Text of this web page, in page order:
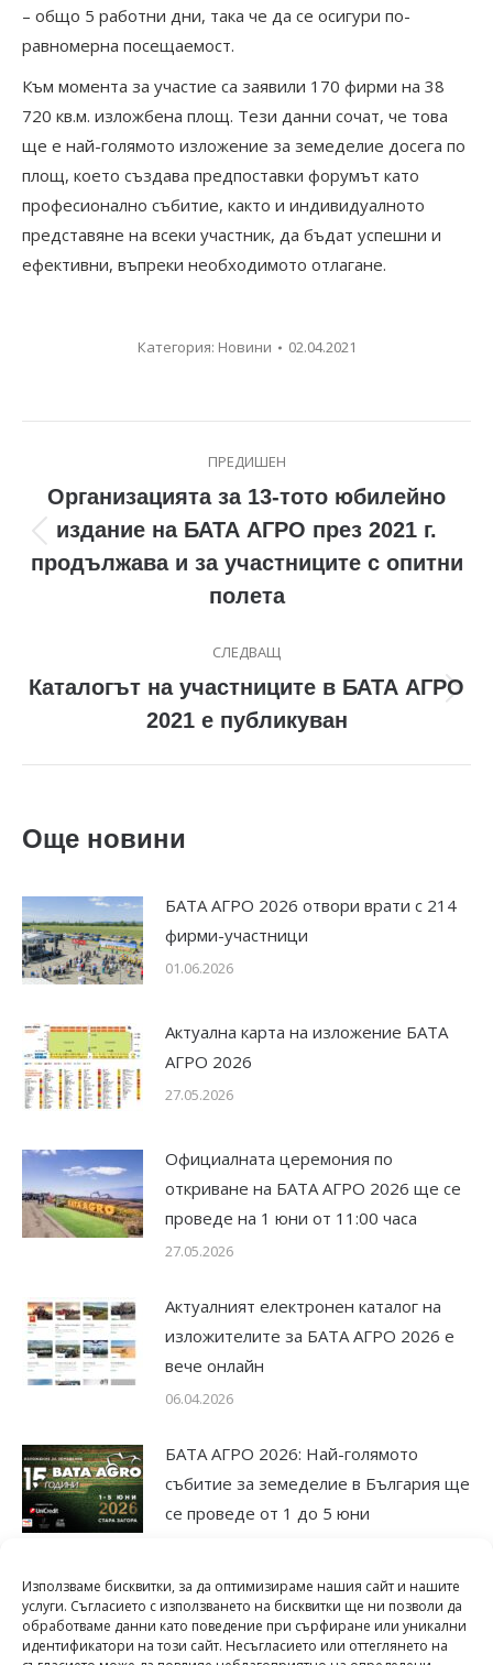
Използваме бисквитки, за да оптимизираме нашия сайт и нашите
услуги. Съгласието с използването на бисквитки ще ни позволи да
обработваме данни като поведение при сърфиране или уникални
идентификатори на този сайт. Несъгласието или оттеглянето на
– общо 5 работни дни, така че да се осигури по-
равномерна посещаемост.
Към момента за участие са заявили 170 фирми на 38
720 кв.м. изложбена площ. Тези данни сочат, че това
ще е най-голямото изложение за земеделие досега по
площ, което създава предпоставки форумът като
професионално събитие, както и индивидуалното
представяне на всеки участник, да бъдат успешни и
ефективни, въпреки необходимото отлагане.
Категория: Новини 02.04.2021
navigation
ПРЕДИШЕН
Previous
post:
Организацията за 13-тото юбилейно
издание на БАТА АГРО през 2021 г.
продължава и за участниците с опитни
полета
СЛЕДВАЩ
Next
post:
Каталогът на участниците в БАТА АГРО
2021 е публикуван
Още новини
БАТА АГРО 2026 отвори врати с 214
фирми-участници
01.06.2026
Актуална карта на изложение БАТА
АГРО 2026
27.05.2026
Официалната церемония по
откриване на БАТА АГРО 2026 ще се
проведе на 1 юни от 11:00 часа
27.05.2026
Актуалният електронен каталог на
изложителите за БАТА АГРО 2026 е
вече онлайн
06.04.2026
БАТА АГРО 2026: Най-голямото
събитие за земеделие в България ще
се проведе от 1 до 5 юни
Юбилейното издание на БАТА АГРО
2025 отвори врати